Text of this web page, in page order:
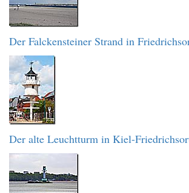
Der Falckensteiner Strand in
Der alte Leuchtturm in Kiel-